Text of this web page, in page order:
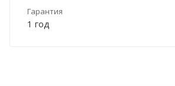
Гарантия
1 год